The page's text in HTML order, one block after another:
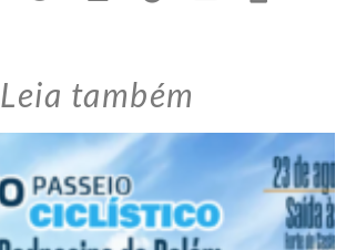
Leia também